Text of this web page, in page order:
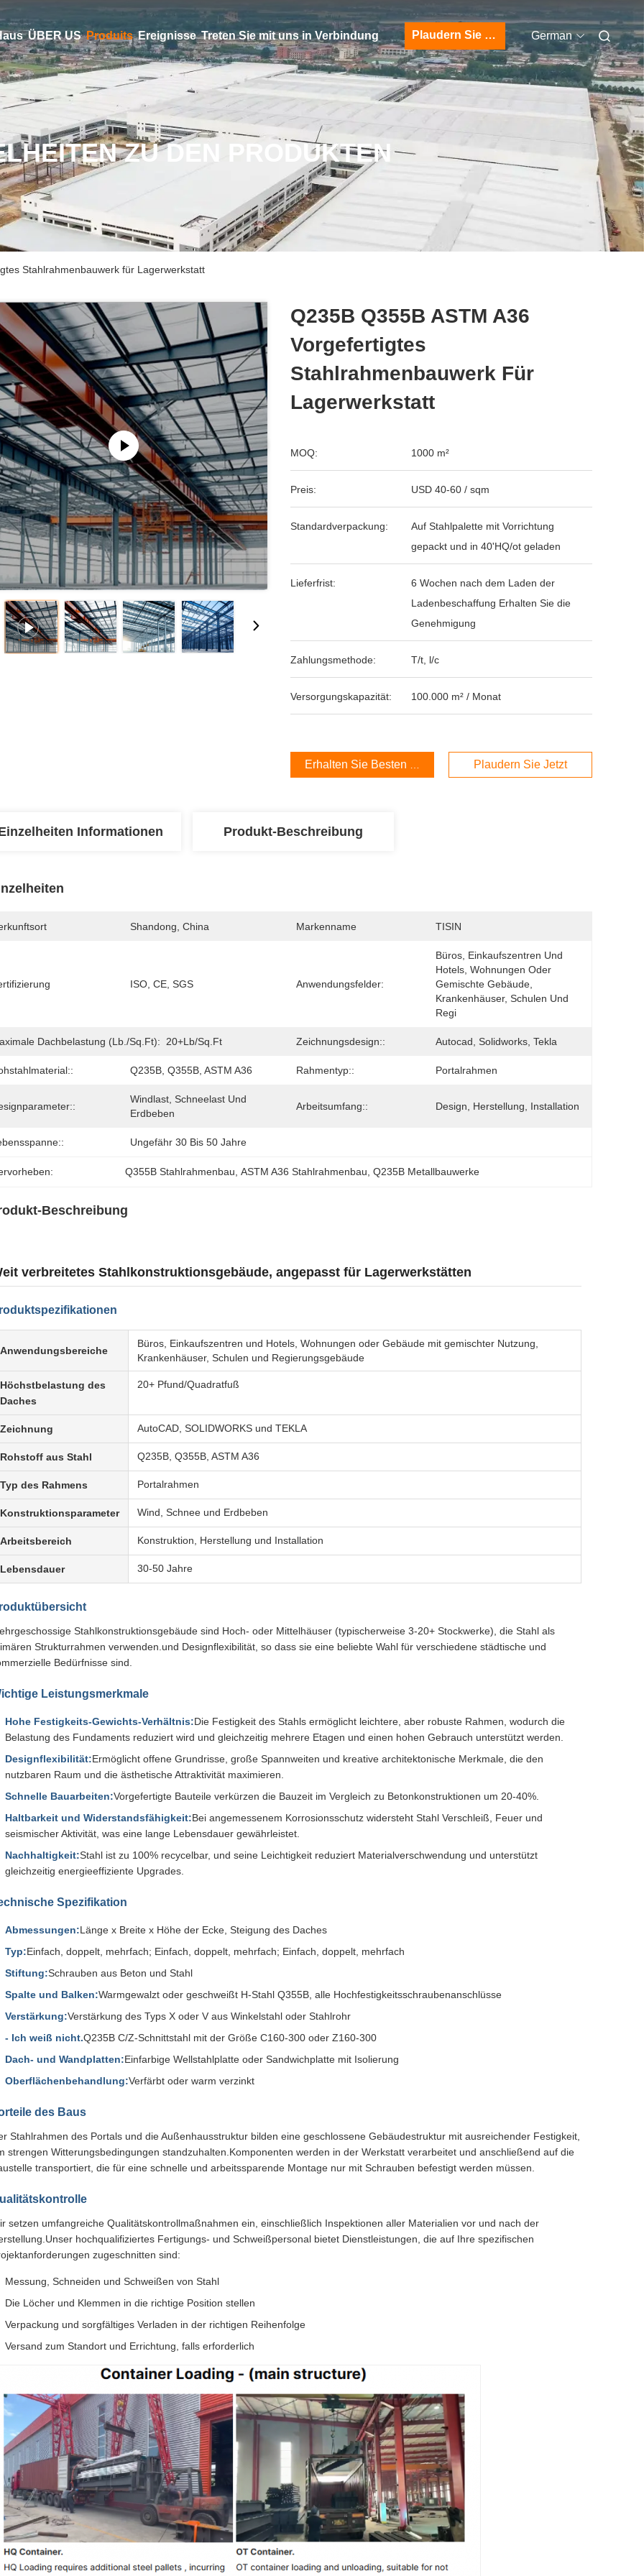
ÜBER US Produits Ereignisse Treten Sie mit uns in Verbindung Plaudern Sie Jetzt German
ZU DEN PRODUKTEN
Stahlrahmenbauwerk für Lagerwerkstatt
Q235B Q355B ASTM A36
Vorgefertigtes
Stahlrahmenbauwerk Für
Lagerwerkstatt
MOQ: 1000 m²
Preis: USD 40-60 / sqm
Standardverpackung:
Auf Stahlpalette mit Vorrichtung
gepackt und in 40'HQ/ot geladen
Lieferfrist:
6 Wochen nach dem Laden der
Ladenbeschaffung Erhalten Sie die
Genehmigung
Zahlungsmethode: T/t, l/c
Versorgungskapazität: 100.000 m² / Monat
Erhalten Sie Besten Preis Plaudern Sie Jetzt
Informationen Produkt-Beschreibung
Shandong, China Markenname TISIN
ISO, CE, SGS Anwendungsfelder:
Büros, Einkaufszentren Und
Hotels, Wohnungen Oder
Gemischte Gebäude,
Krankenhäuser, Schulen Und
Regi
Dachbelastung (lb./sq.ft): 20+lb/sq.ft Zeichnungsdesign:: Autocad, Solidworks, Tekla
Q235B, Q355B, ASTM A36 Rahmentyp:: Portalrahmen
Windlast, Schneelast Und
Erdbeben
Arbeitsumfang:: Design, Herstellung, Installation
Ungefähr 30 Bis 50 Jahre
Q355B Stahlrahmenbau , ASTM A36 Stahlrahmenbau , Q235B Metallbauwerke
Beschreibung
verbreitetes Stahlkonstruktionsgebäude, angepasst für Lagerwerkstätten
Anwendungsbereiche
Büros, Einkaufszentren und Hotels, Wohnungen oder Gebäude mit gemischter Nutzung,
Krankenhäuser, Schulen und Regierungsgebäude
Höchstbelastung des
Daches
20+ Pfund/Quadratfuß
Zeichnung AutoCAD, SOLIDWORKS und TEKLA
Rohstoff aus Stahl Q235B, Q355B, ASTM A36
Typ des Rahmens Portalrahmen
Konstruktionsparameter Wind, Schnee und Erdbeben
Arbeitsbereich Konstruktion, Herstellung und Installation
Lebensdauer 30-50 Jahre
Stahlkonstruktionsgebäude sind Hoch- oder Mittelhäuser (typischerweise 3-20+ Stockwerke), die Stahl als
Strukturrahmen verwenden.und Designflexibilität, so dass sie eine beliebte Wahl für verschiedene städtische und
Bedürfnisse sind.
Leistungsmerkmale
Hohe Festigkeits-Gewichts-Verhältnis:Die Festigkeit des Stahls ermöglicht leichtere, aber robuste Rahmen, wodurch die
Belastung des Fundaments reduziert wird und gleichzeitig mehrere Etagen und einen hohen Gebrauch unterstützt werden.
Designflexibilität:Ermöglicht offene Grundrisse, große Spannweiten und kreative architektonische Merkmale, die den
nutzbaren Raum und die ästhetische Attraktivität maximieren.
Schnelle Bauarbeiten:Vorgefertigte Bauteile verkürzen die Bauzeit im Vergleich zu Betonkonstruktionen um 20-40%.
Haltbarkeit und Widerstandsfähigkeit:Bei angemessenem Korrosionsschutz widersteht Stahl Verschleiß, Feuer und
seismischer Aktivität, was eine lange Lebensdauer gewährleistet.
Nachhaltigkeit:Stahl ist zu 100% recycelbar, und seine Leichtigkeit reduziert Materialverschwendung und unterstützt
gleichzeitig energieeffiziente Upgrades.
Spezifikation
Abmessungen:Länge x Breite x Höhe der Ecke, Steigung des Daches
Typ:Einfach, doppelt, mehrfach; Einfach, doppelt, mehrfach; Einfach, doppelt, mehrfach
Stiftung:Schrauben aus Beton und Stahl
Spalte und Balken:Warmgewalzt oder geschweißt H-Stahl Q355B, alle Hochfestigkeitsschraubenanschlüsse
Verstärkung:Verstärkung des Typs X oder V aus Winkelstahl oder Stahlrohr
- Ich weiß nicht.Q235B C/Z-Schnittstahl mit der Größe C160-300 oder Z160-300
Dach- und Wandplatten:Einfarbige Wellstahlplatte oder Sandwichplatte mit Isolierung
Oberflächenbehandlung:Verfärbt oder warm verzinkt
des Baus
Stahlrahmen des Portals und die Außenhausstruktur bilden eine geschlossene Gebäudestruktur mit ausreichender Festigkeit,
strengen Witterungsbedingungen standzuhalten.Komponenten werden in der Werkstatt verarbeitet und anschließend auf die
transportiert, die für eine schnelle und arbeitssparende Montage nur mit Schrauben befestigt werden müssen.
setzen umfangreiche Qualitätskontrollmaßnahmen ein, einschließlich Inspektionen aller Materialien vor und nach der
hochqualifiziertes Fertigungs- und Schweißpersonal bietet Dienstleistungen, die auf Ihre spezifischen
zugeschnitten sind:
Messung, Schneiden und Schweißen von Stahl
Die Löcher und Klemmen in die richtige Position stellen
Verpackung und sorgfältiges Verladen in der richtigen Reihenfolge
Versand zum Standort und Errichtung, falls erforderlich